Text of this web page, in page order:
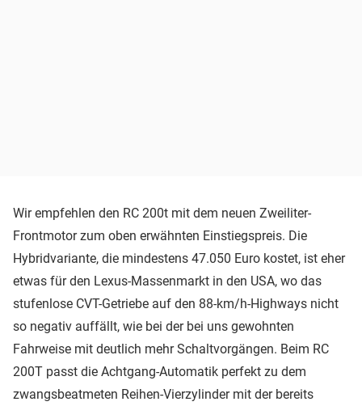
Wir empfehlen den RC 200t mit dem neuen Zweiliter-
Frontmotor zum oben erwähnten Einstiegspreis. Die
Hybridvariante, die mindestens 47.050 Euro kostet, ist eher
etwas für den Lexus-Massenmarkt in den USA, wo das
stufenlose CVT-Getriebe auf den 88-km/h-Highways nicht
so negativ auffällt, wie bei der bei uns gewohnten
Fahrweise mit deutlich mehr Schaltvorgängen. Beim RC
200T passt die Achtgang-Automatik perfekt zu dem
zwangsbeatmeten Reihen-Vierzylinder mit der bereits